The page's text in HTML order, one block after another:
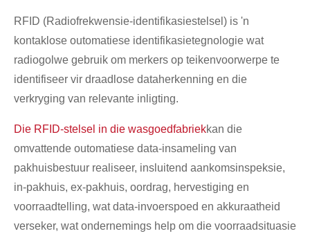
RFID (Radiofrekwensie-identifikasiestelsel) is 'n
kontaklose outomatiese identifikasietegnologie wat
radiogolwe gebruik om merkers op teikenvoorwerpe te
identifiseer vir draadlose dataherkenning en die
verkryging van relevante inligting.
Die RFID-stelsel in die wasgoedfabriekkan die
omvattende outomatiese data-insameling van
pakhuisbestuur realiseer, insluitend aankomsinspeksie,
in-pakhuis, ex-pakhuis, oordrag, hervestiging en
voorraadtelling, wat data-invoerspoed en akkuraatheid
verseker, wat ondernemings help om die voorraadsituasie